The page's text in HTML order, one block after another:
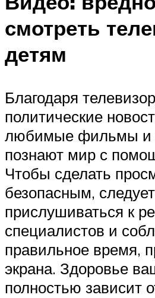
смотреть
детям
Благодаря
политические
любимые фильмы и
познают мир с
Чтобы сделать
безопасным, следует
прислушиваться к
специалистов и
правильное время,
экрана. Здоровье
полностью зависит